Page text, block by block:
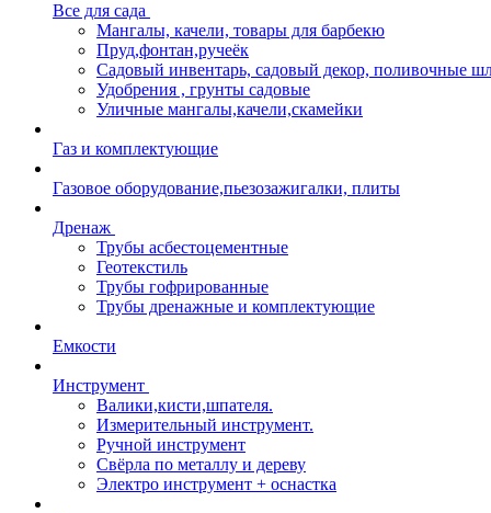
Все для сада
Мангалы, качели, товары для барбекю
Пруд,фонтан,ручеёк
Садовый инвентарь, садовый декор, поливочные
Удобрения , грунты садовые
Уличные мангалы,качели,скамейки
Газ и комплектующие
Газовое оборудование,пьезозажигалки, плиты
Дренаж
Трубы асбестоцементные
Геотекстиль
Трубы гофрированные
Трубы дренажные и комплектующие
Емкости
Инструмент
Валики,кисти,шпателя.
Измерительный инструмент.
Ручной инструмент
Свёрла по металлу и дереву
Электро инструмент + оснастка